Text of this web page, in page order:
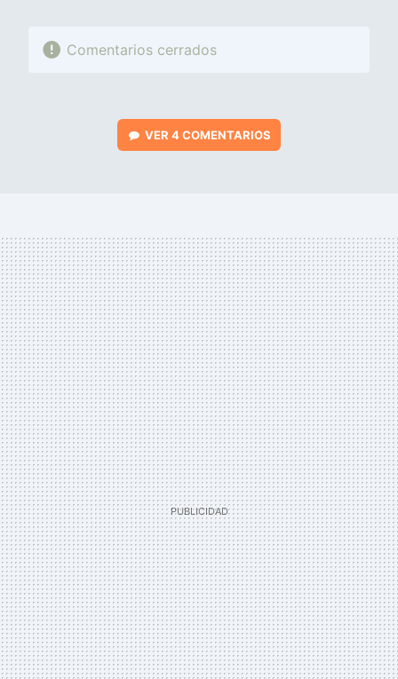
Comentarios cerrados
VER 4 COMENTARIOS